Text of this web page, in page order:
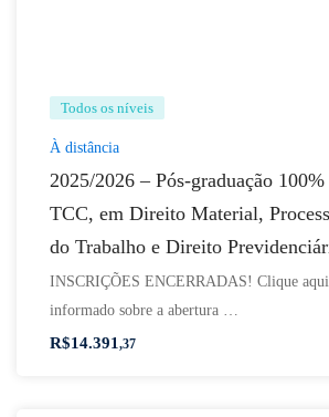
Todos os níveis
À distância
2025/2026 – Pós-graduação
TCC, em Direito Material,
do Trabalho e Direito
INSCRIÇÕES ENCERRADAS! Clique aqui
informado sobre a abertura …
R$14.391 ,37